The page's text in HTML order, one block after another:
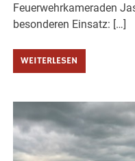
Feuerwehrkameraden
besonderen Einsatz: […]
WEITERLESEN